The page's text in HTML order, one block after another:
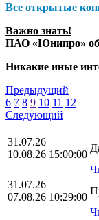
Все открытые
Важно знать!
ПАО «Юнипро»
Никакие иные
Предыдущий
6 7 8 9 10 11 12
Следующий
31.07.26
10.08.26 15:00:00
31.07.26
07.08.26 10:29:00